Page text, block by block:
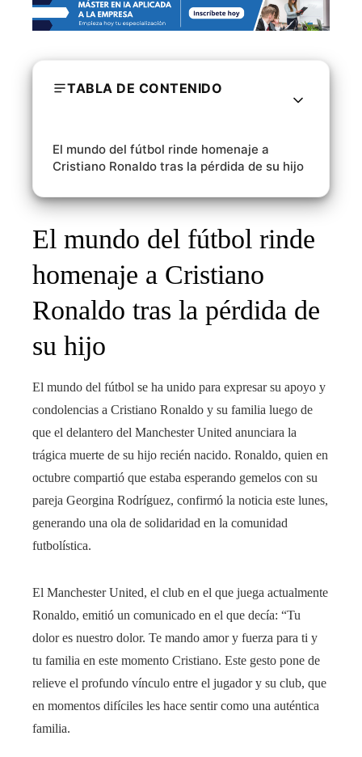
TABLA DE CONTENIDO
El mundo del fútbol rinde homenaje a
Cristiano Ronaldo tras la pérdida de su hijo
El mundo del fútbol rinde
homenaje a Cristiano
Ronaldo tras la pérdida de
su hijo
El mundo del fútbol se ha unido para expresar su apoyo y
condolencias a Cristiano Ronaldo y su familia luego de
que el delantero del Manchester United anunciara la
trágica muerte de su hijo recién nacido. Ronaldo, quien en
octubre compartió que estaba esperando gemelos con su
pareja Georgina Rodríguez, confirmó la noticia este lunes,
generando una ola de solidaridad en la comunidad
futbolística.
El Manchester United, el club en el que juega actualmente
Ronaldo, emitió un comunicado en el que decía: “Tu
dolor es nuestro dolor. Te mando amor y fuerza para ti y
tu familia en este momento Cristiano. Este gesto pone de
relieve el profundo vínculo entre el jugador y su club, que
en momentos difíciles les hace sentir como una auténtica
familia.